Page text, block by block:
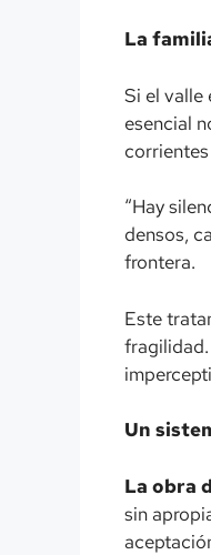
La
Si el valle
esencial
“Hay
densos,
frontera.
Este
fragilidad.
Un
La obra
sin